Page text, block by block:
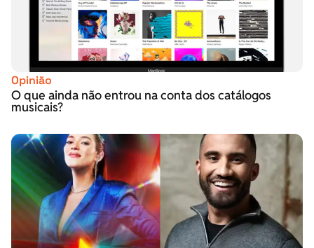
Opinião
O que ainda não entrou na conta dos catálogos
musicais?